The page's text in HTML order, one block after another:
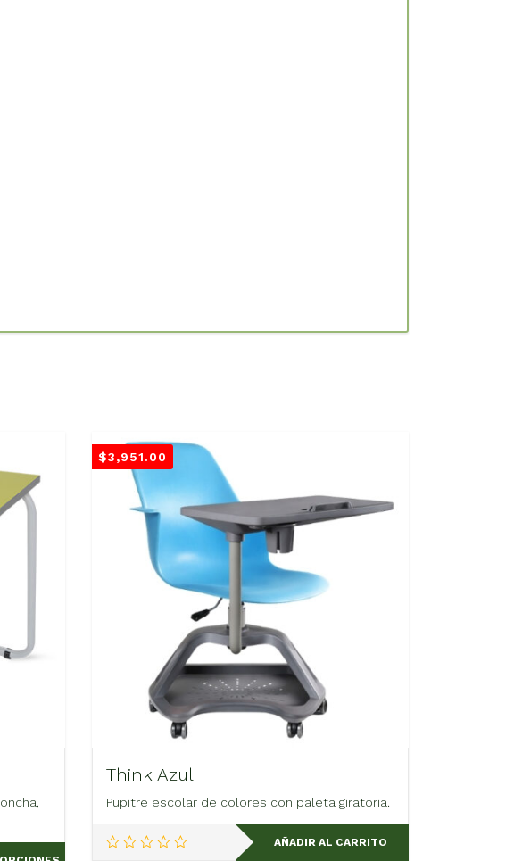
$3,951.00
Think Azul
Pupitre escolar de colores con paleta giratoria.
AÑADIR AL CARRITO